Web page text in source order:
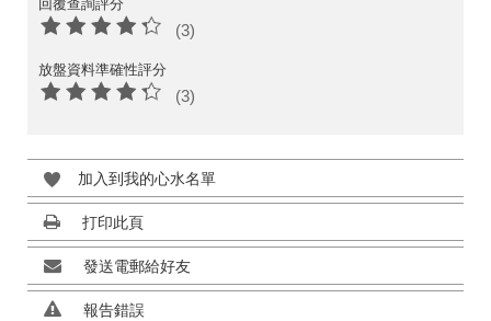
回覆查詢評分
(3)
放盤資料準確性評分
(3)
加入到我的心水名單
打印此頁
發送電郵給好友
報告錯誤